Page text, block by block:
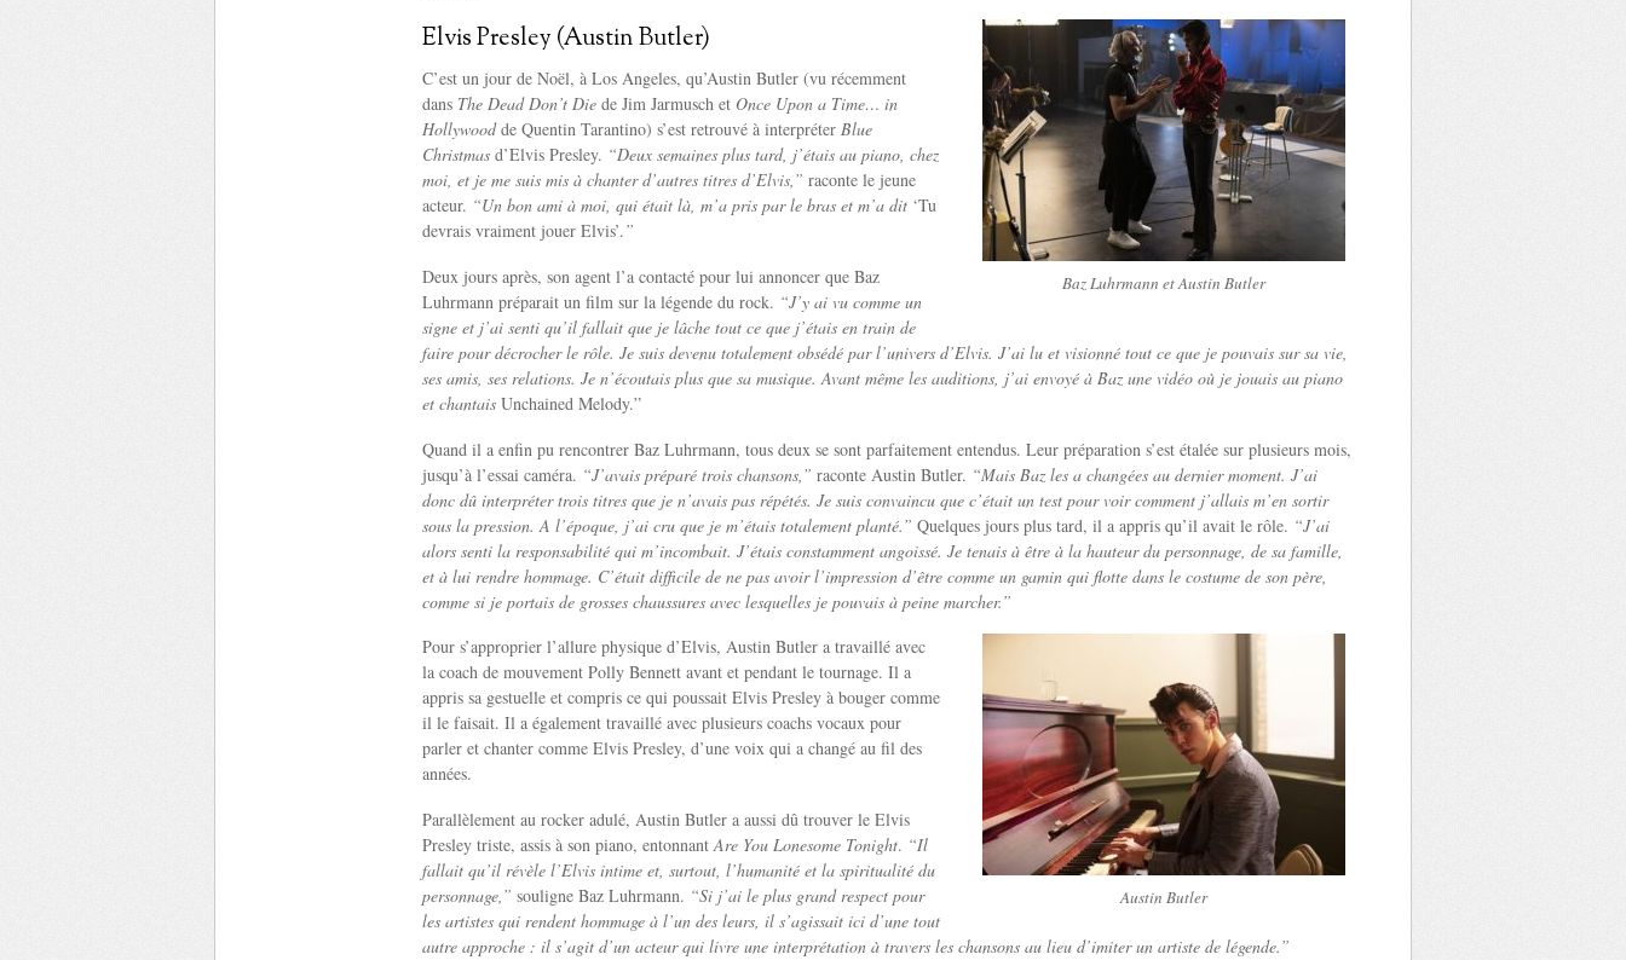
Baz Luhrmann et Austin Butler
Elvis Presley (Austin Butler)
C’est un jour de Noël, à Los Angeles, qu’Austin Butler (vu récemment
dans The Dead Don’t Die de Jim Jarmusch et Once Upon a Time… in
Hollywoodde Quentin Tarantino) s’est retrouvé à interpréter Blue
Christmas d’Elvis Presley. “Deux semaines plus tard, j’étais au piano, chez
moi, et je me suis mis à chanter d’autres titres d’Elvis,” raconte le jeune
acteur. “Un bon ami à moi, qui était là, m’a pris par le bras et m’a dit ‘Tu
devrais vraiment jouer Elvis’.”
Deux jours après, son agent l’a contacté pour lui annoncer que Baz
Luhrmann préparait un film sur la légende du rock. “J’y ai vu comme un
signe et j’ai senti qu’il fallait que je lâche tout ce que j’étais en train de
faire pour décrocher le rôle. Je suis devenu totalement obsédé par l’univers d’Elvis. J’ai lu et visionné tout ce que je pouvais sur sa vie,
ses amis, ses relations. Je n’écoutais plus que sa musique. Avant même les auditions, j’ai envoyé à Baz une vidéo où je jouais au piano
et chantais Unchained Melody.”
Quand il a enfin pu rencontrer Baz Luhrmann, tous deux se sont parfaitement entendus. Leur préparation s’est étalée sur plusieurs mois,
jusqu’à l’essai caméra. “J’avais préparé trois chansons,” raconte Austin Butler. “Mais Baz les a changées au dernier moment. J’ai
donc dû interpréter trois titres que je n’avais pas répétés. Je suis convaincu que c’était un test pour voir comment j’allais m’en sortir
sous la pression. A l’époque, j’ai cru que je m’étais totalement planté.” Quelques jours plus tard, il a appris qu’il avait le rôle. “J’ai
alors senti la responsabilité qui m’incombait. J’étais constamment angoissé. Je tenais à être à la hauteur du personnage, de sa famille,
et à lui rendre hommage. C’était difficile de ne pas avoir l’impression d’être comme un gamin qui flotte dans le costume de son père,
comme si je portais de grosses chaussures avec lesquelles je pouvais à peine marcher.”
Austin Butler
Pour s’approprier l’allure physique d’Elvis, Austin Butler a travaillé avec
la coach de mouvement Polly Bennett avant et pendant le tournage. Il a
appris sa gestuelle et compris ce qui poussait Elvis Presley à bouger comme
il le faisait. Il a également travaillé avec plusieurs coachs vocaux pour
parler et chanter comme Elvis Presley, d’une voix qui a changé au fil des
années.
Parallèlement au rocker adulé, Austin Butler a aussi dû trouver le Elvis
Presley triste, assis à son piano, entonnantAre You Lonesome Tonight. “Il
fallait qu’il révèle l’Elvis intime et, surtout, l’humanité et la spiritualité du
personnage,” souligne Baz Luhrmann. “Si j’ai le plus grand respect pour
les artistes qui rendent hommage à l’un des leurs, il s’agissait ici d’une tout
autre approche : il s’agit d’un acteur qui livre une interprétation à travers les chansons au lieu d’imiter un artiste de légende.”